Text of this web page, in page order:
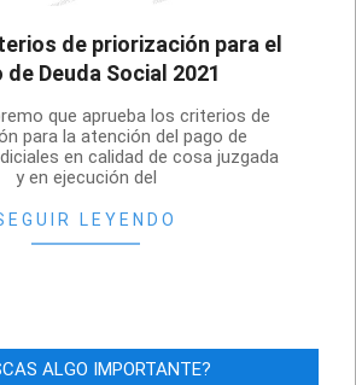
de priorización para el
de Deuda Social 2021
que aprueba los criterios de
para la atención del pago de
en calidad de cosa juzgada
y en ejecución del
LEYENDO
ALGO IMPORTANTE?